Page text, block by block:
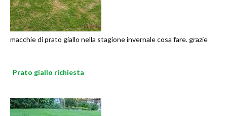
macchie di prato giallo nella stagione invernale cosa fare. grazie
Prato giallo richiesta